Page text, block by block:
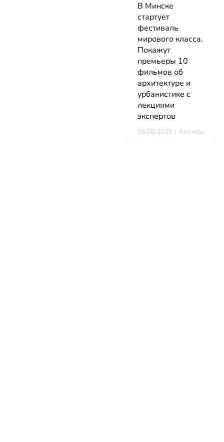
В Минске
стартует
фестиваль
мирового класса.
Покажут
премьеры 10
фильмов об
архитектуре и
урбанистике с
лекциями
экспертов
05.08.2026 | Анонсы